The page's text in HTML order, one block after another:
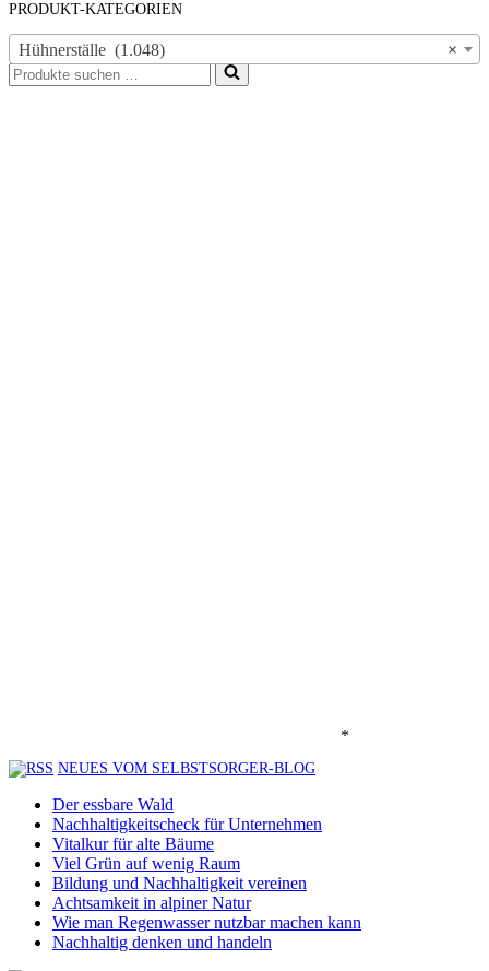
PRODUKT-KATEGORIEN
×
Hühnerställe (1.048)
Suchen
nach …
*
NEUES VOM SELBSTSORGER-BLOG
Der essbare Wald
Nachhaltigkeitscheck für Unternehmen
Vitalkur für alte Bäume
Viel Grün auf wenig Raum
Bildung und Nachhaltigkeit vereinen
Achtsamkeit in alpiner Natur
Wie man Regenwasser nutzbar machen kann
Nachhaltig denken und handeln